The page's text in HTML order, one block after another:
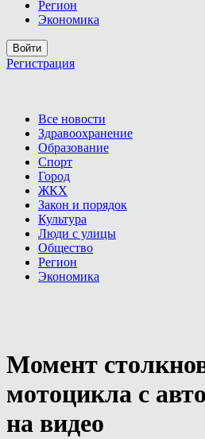
Регион
Экономика
Войти
Регистрация
Все новости
Здравоохранение
Образование
Спорт
Город
ЖКХ
Закон и порядок
Культура
Люди с улицы
Общество
Регион
Экономика
Момент
мотоцикла с
на видео